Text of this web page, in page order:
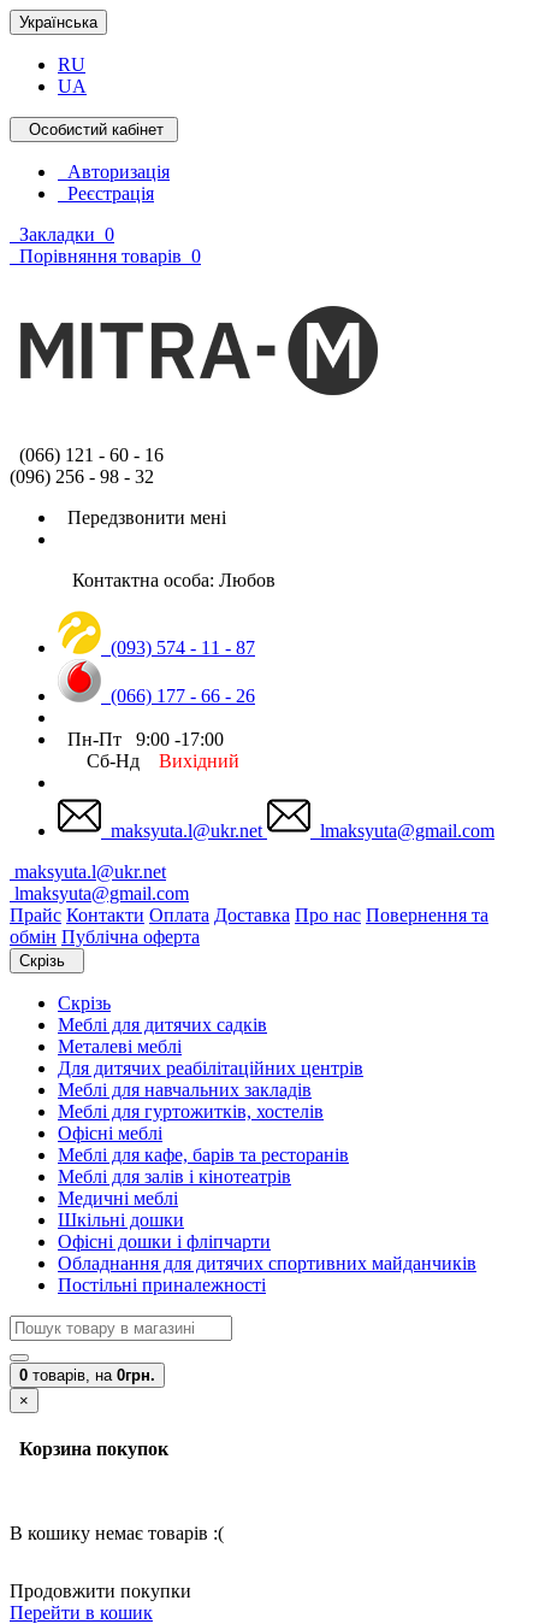
Українська
RU
UA
Особистий кабінет
Авторизація
Реєстрація
Закладки 0
Порівняння товарів 0
(066) 121 - 60 - 16
(096) 256 - 98 - 32
Передзвонити мені
Контактна особа: Любов
(093) 574 - 11 - 87
(066) 177 - 66 - 26
Пн-Пт 9:00 -17:00
Сб-Нд Вихідний
maksyuta.l@ukr.net
lmaksyuta@gmail.com
maksyuta.l@ukr.net
lmaksyuta@gmail.com
Прайс Контакти Оплата Доставка Про нас Повернення та
обмін Публічна оферта
Скрізь
Скрізь
Меблі для дитячих садків
Металеві меблі
Для дитячих реабілітаційних центрів
Меблі для навчальних закладів
Меблі для гуртожитків, хостелів
Офісні меблі
Меблі для кафе, барів та ресторанів
Меблі для залів і кінотеатрів
Медичні меблі
Шкільні дошки
Офісні дошки і фліпчарти
Обладнання для дитячих спортивних майданчиків
Постільні приналежності
0 товарів, на 0грн.
×
Корзина покупок
В кошику немає товарів :(
Продовжити покупки
Перейти в кошик